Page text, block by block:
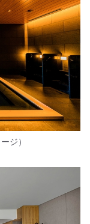
ジ）